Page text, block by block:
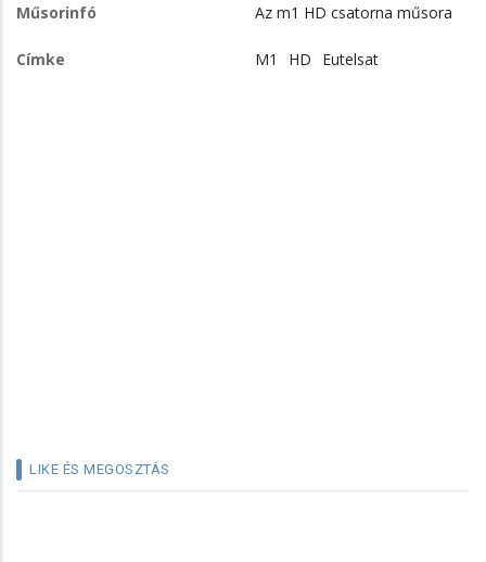
Műsorinfó Az m1 HD csatorna műsora
Címke M1 HD Eutelsat
LIKE ÉS MEGOSZTÁS